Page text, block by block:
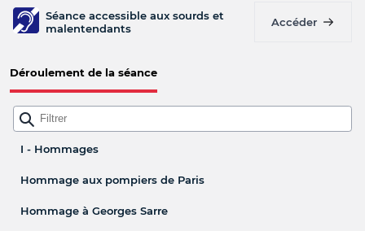
Séance accessible aux sourds et
malentendants
Accéder
Déroulement de la séance
I - Hommages
Hommage aux pompiers de Paris
Hommage à Georges Sarre